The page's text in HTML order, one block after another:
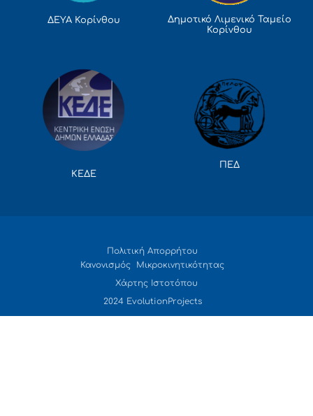
ΔΕΥΑ Κορίνθου
Δημοτικό Λιμενικό Ταμείο
Κορίνθου
ΚΕΔΕ
ΠΕΔ
Πολιτική Απορρήτου
Κανονισμός Μικροκινητικότητας
Χάρτης Ιστοτόπου
2024 EvolutionProjects